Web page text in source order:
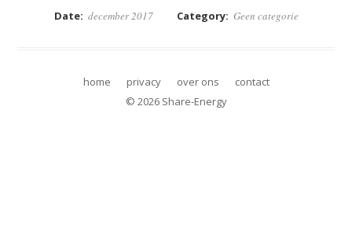
Date: december 2017 Category: Geen categorie
home privacy over ons
contact
© 2026 Share-Energy
+31 (0)85 3036381